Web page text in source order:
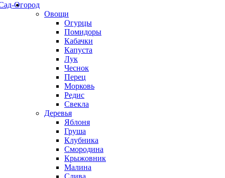
Огород
Овощи
Огурцы
Помидоры
Кабачки
Капуста
Лук
Чеснок
Перец
Морковь
Редис
Свекла
Деревья
Яблоня
Груша
Клубника
Смородина
Крыжовник
Малина
Слива